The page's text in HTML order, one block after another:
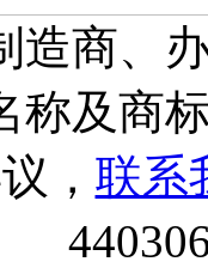
造商、
称及商
， 联系